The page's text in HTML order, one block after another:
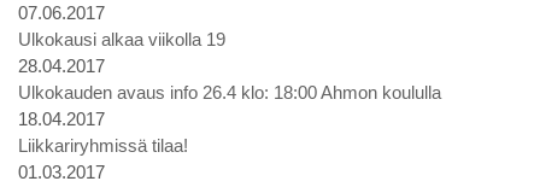
07.06.2017
Ulkokausi alkaa viikolla 19
28.04.2017
Ulkokauden avaus info 26.4 klo: 18:00 Ahmon koululla
18.04.2017
Liikkariryhmissä tilaa!
01.03.2017